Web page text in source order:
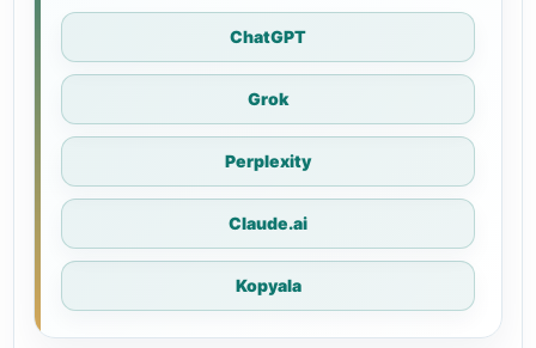
ChatGPT
Grok
Perplexity
Claude.ai
Kopyala